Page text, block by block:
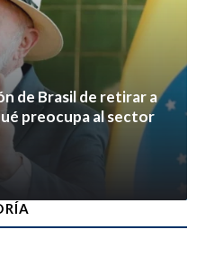
de Brasil de retirar a
preocupa al sector